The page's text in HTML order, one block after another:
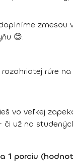
zmesou
😊.
rozohriatej rúre
vo veľkej
už na
1 porciu